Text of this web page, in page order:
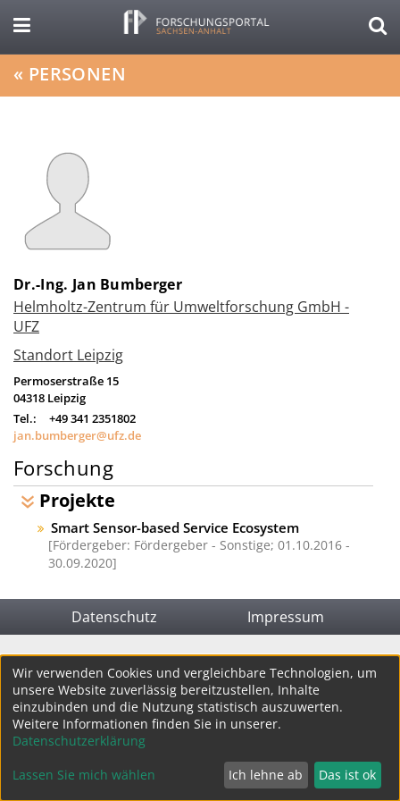
« PERSONEN
Dr.-Ing. Jan Bumberger
Helmholtz-Zentrum für Umweltforschung GmbH -
UFZ
Standort Leipzig
Permoserstraße 15
04318 Leipzig
Tel.:
+49 341 2351802
jan.bumberger@ufz.de
Forschung
Projekte
Smart Sensor-based Service Ecosystem
Fördergeber: Fördergeber - Sonstige; 01.10.2016 -
30.09.2020
Datenschutz Impressum
Wir verwenden Cookies und vergleichbare Technologien, um
unsere Website zuverlässig bereitzustellen, Inhalte
einzubinden und die Nutzung statistisch auszuwerten.
Weitere Informationen finden Sie in unserer.
Datenschutzerklärung
Lassen Sie mich wählen Ich lehne ab Das ist ok